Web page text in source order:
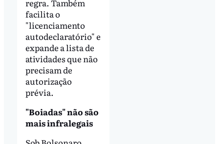
regra. Também
facilita o
"licenciamento
autodeclaratório" e
expande a lista de
atividades que não
precisam de
autorização
prévia.
"Boiadas" não são
mais infralegais